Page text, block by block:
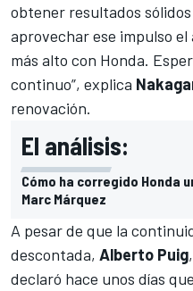
obtener resultados
aprovechar ese impulso
más alto con Honda.
continuo”, explica
renovación.
El análisis:
Cómo ha corregido Honda
Marc Márquez
A pesar de que la
descontada, Alberto Puig
declaró hace unos días